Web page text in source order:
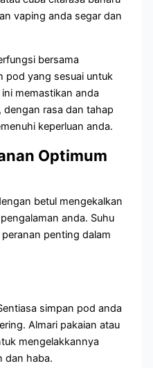
vaping anda segar dan
bersama
pod yang sesuai untuk
memastikan anda
rasa dan tahap
keperluan anda.
Optimum
betul mengekalkan
anda. Suhu
penting dalam
simpan pod anda
Almari pakaian atau
mengelakkannya
dan haba.